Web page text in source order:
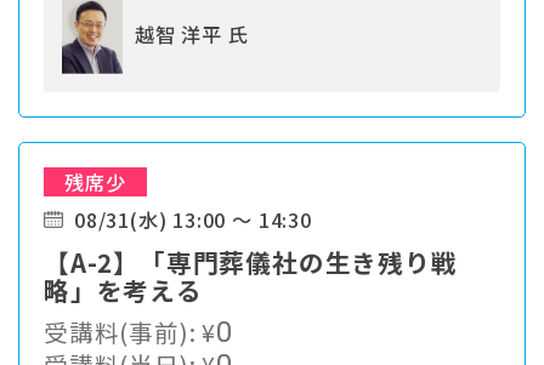
越智 洋平 氏
残席少
08/31(水) 13:00 ～ 14:30
【A-2】「専門葬儀社の生き残り戦
略」を考える
受講料(事前):¥0